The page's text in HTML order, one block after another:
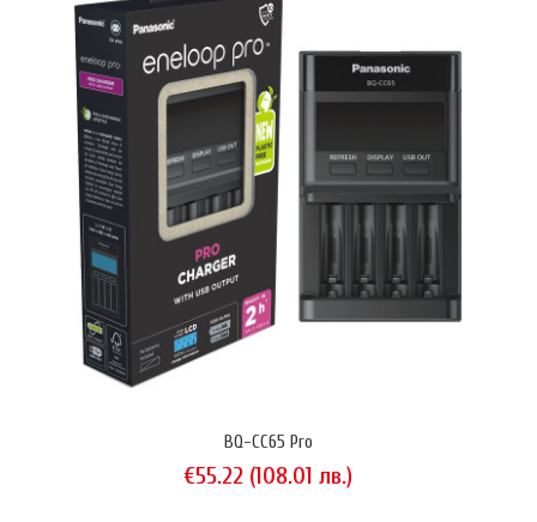
BQ-CC55 Smart & Quick Pro (4×Eneloop Pro AA)
€42.95 (84.00 лв.)
Заряден комплект Panasonic BQ-CC55 Smart & Quick Pro с 4 бр.
акумулатори Panasonic Eneloop Pro размер AA (R6) с капацитет 2550
mAh (минимално гарантирани 2450 mAh). Устройството поддържа
BQ-CC65 Pro
€55.22 (108.01 лв.)